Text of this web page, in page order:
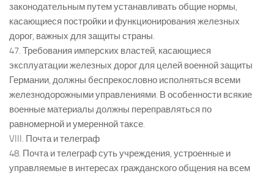
законодательным путем устанавливать общие нормы,
касающиеся постройки и функционирования железных
дорог, важных для защиты страны.
47. Требования имперских властей, касающиеся
эксплуатации железных дорог для целей военной защиты
Германии, должны беспрекословно исполняться всеми
железнодорожными управлениями. В особенности всякие
военные материалы должны переправляться по
равномерной и умеренной таксе.
VIII. Почта и телеграф
48. Почта и телеграф суть учреждения, устроенные и
управляемые в интересах гражданского общения на всем